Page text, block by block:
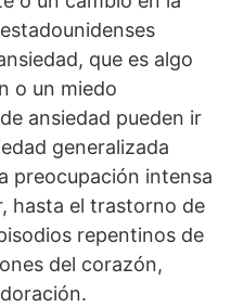
que es algo
o un miedo
ansiedad pueden ir
generalizada
preocupación intensa
hasta el trastorno de
repentinos de
del corazón,